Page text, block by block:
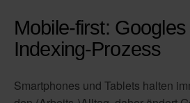
Mobile-first:
Indexing-Prozess
Smartphones und Tablets halten